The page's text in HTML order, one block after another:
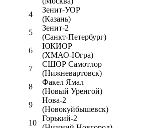
4
Зенит-УОР
(Казань)
5
Зенит-2
(Санкт-Петербург)
6
ЮКИОР
(ХМАО-Югра)
7
СШОР Самотлор
(Нижневартовск)
8
Факел Ямал
(Новый Уренгой)
9
Нова-2
(Новокуйбышевск)
10
Горький-2